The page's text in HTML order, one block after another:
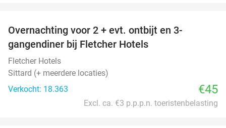
Overnachting voor 2 + evt. ontbijt en 3-
gangendiner bij Fletcher Hotels
Fletcher Hotels
Sittard (+ meerdere locaties)
Verkocht: 18.363
€45
Excl. ca. €3 p.p.p.n. toeristenbelasting